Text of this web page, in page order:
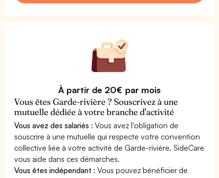
À partir de 20€ par mois
Vous êtes Garde-rivière ? Souscrivez à une
mutuelle dédiée à votre branche d'activité
Vous avez des salariés : Vous avez l'obligation de
souscrire à une mutuelle qui respecte votre convention
collective liée à votre activité de Garde-rivière. SideCare
vous aide dans ces démarches.
Vous êtes indépendant : Vous pouvez bénéficier de